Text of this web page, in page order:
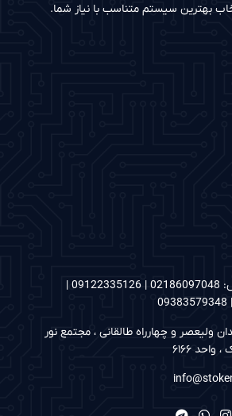
بهترین سیستم متناسب با نیاز شما.
شماره های تماس: 02186097048 | 09122335126 |
ولیعصر و چهارراه طالقانی ، مجتمع نور
۶۱۶۶